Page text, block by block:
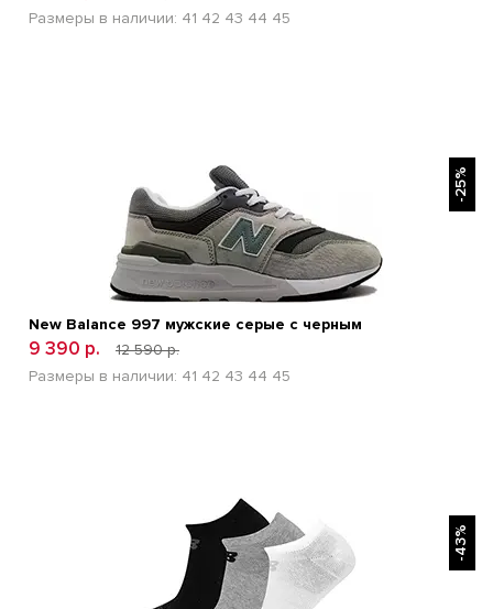
Размеры в наличии: 41 42 43 44 45
-25%
New Balance 997 мужские серые с черным
9 390 р.
12 590 р.
Размеры в наличии: 41 42 43 44 45
БЫСТРЫЙ ПРОСМОТР
-43%